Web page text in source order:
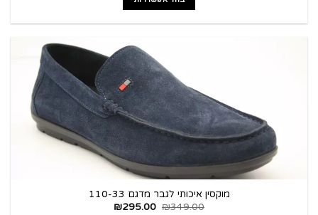
מוקסין איכותי לגבר מדגם 110-33
₪349.00
₪295.00